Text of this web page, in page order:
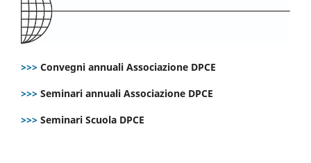
>>> Convegni annuali Associazione DPCE
>>> Seminari annuali Associazione DPCE
>>> Seminari Scuola DPCE